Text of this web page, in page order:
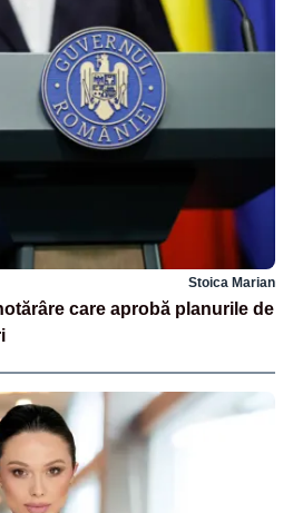
Stoica Marian
care aprobă planurile de